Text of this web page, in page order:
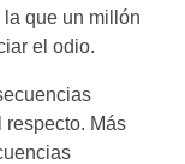
que un millón
el odio.
respecto. Más